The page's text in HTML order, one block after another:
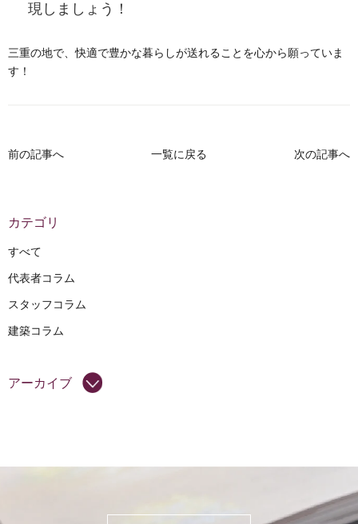
現しましょう！
三重の地で、快適で豊かな暮らしが送れることを心から願っていま
す！
前の記事へ 一覧に戻る 次の記事へ
カテゴリ
すべて
代表者コラム
スタッフコラム
建築コラム
アーカイブ